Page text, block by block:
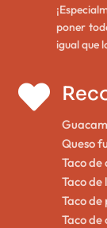
poner
igual que

Queso
Taco
Taco de
Taco
Taco